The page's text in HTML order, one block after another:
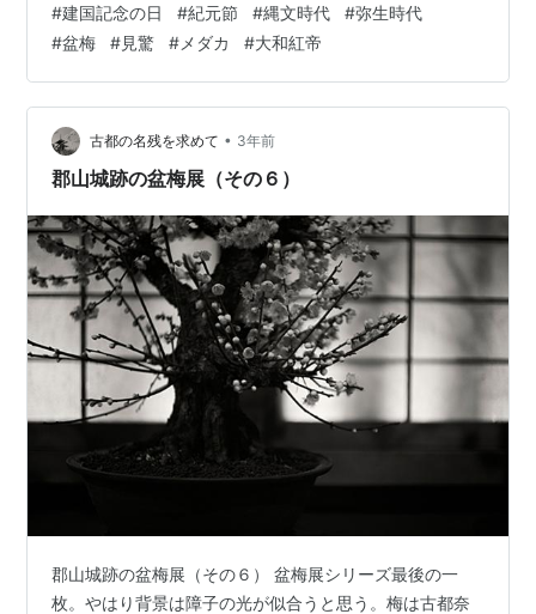
えています。 建国記念の日の前身は、明治６年に制定さ
れた紀元節。 それは、古事記や日本書紀で日本の初代天
皇とされる神武天皇の即位日をもって定めた祝日だそう
です。 紀元前６６０年の２月１１日(当時の暦では元日)
だったとして制定されていますが、そもそも、古事記や
日本書紀が著されたのは、いずれも８世…
#建国記念の日 #紀元節 #縄文時代 #弥生時代
#盆梅 #見驚 # メダカ #大和紅帝
古都の名残を求めて • 3年前
郡山城跡の盆梅展（その６）
郡山城跡の盆梅展（その６） 盆梅展シリーズ最後の一
枚。やはり背景は障子の光が似合うと思う。梅は古都奈